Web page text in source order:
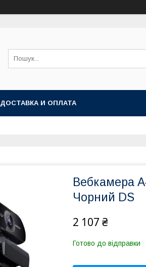
ДОСТАВКА И ОПЛАТА
Вебкамера
Чорний DS
2 107 ₴
Готово до відправки